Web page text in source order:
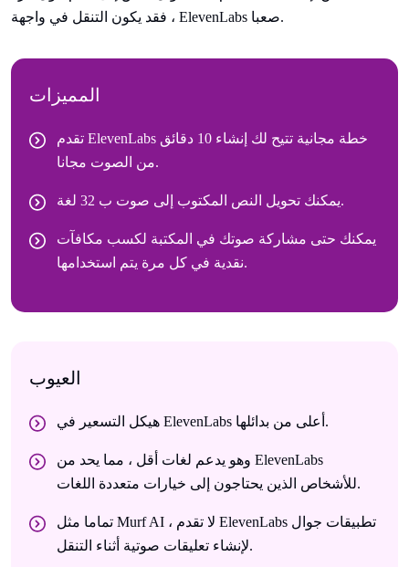
، فقد يكون التنقل في واجهة ElevenLabs صعبا.
المميزات
تقدم ElevenLabs خطة مجانية تتيح لك إنشاء 10 دقائق
من الصوت مجانا.
يمكنك تحويل النص المكتوب إلى صوت ب 32 لغة.
يمكنك حتى مشاركة صوتك في المكتبة لكسب مكافآت
نقدية في كل مرة يتم استخدامها.
العيوب
هيكل التسعير في ElevenLabs أعلى من بدائلها.
وهو يدعم لغات أقل ، مما يحد من ElevenLabs
للأشخاص الذين يحتاجون إلى خيارات متعددة اللغات.
تماما مثل Murf AI ، لا تقدم ElevenLabs تطبيقات جوال
لإنشاء تعليقات صوتية أثناء التنقل.